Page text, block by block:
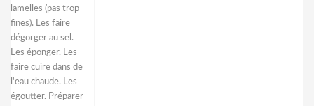
lamelles (pas trop
fines). Les faire
dégorger au sel.
Les éponger. Les
faire cuire dans de
l'eau chaude. Les
égoutter. Préparer